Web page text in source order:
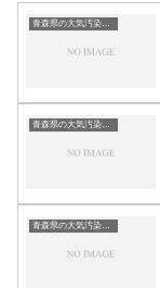
青森県の大気汚染・PM2.5・黄砂・エアロゾルの数値
青森県の大気汚染・PM2.5・黄砂・エアロゾルの数値
青森県の大気汚染・PM2.5・黄砂・エアロゾルの数値